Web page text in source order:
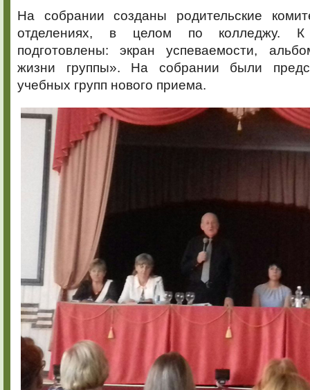
На собрании созданы родительские
отделениях, в целом по колледжу.
подготовлены: экран успеваемости,
жизни группы». На собрании были
учебных групп нового приема.